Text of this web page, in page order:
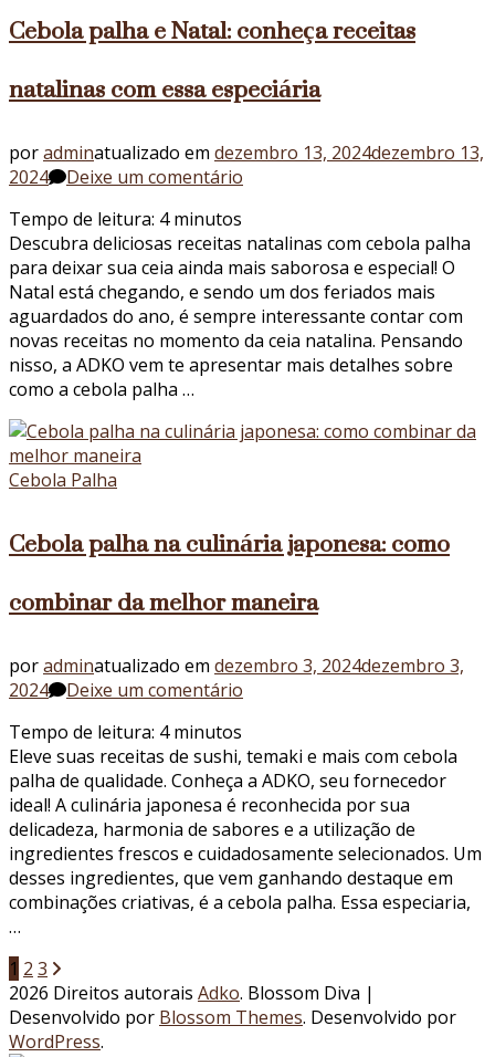
alto
Cebola palha e Natal: conheça receitas
natalinas com essa especiária
poradminatualizado em dezembro 13, 2024dezembro 13,
2024
Deixe um comentário
e
Natal:
conheça
receitas
natalinas
com
especiária
Tempo de leitura: 4 minutos
Descubra deliciosas receitas natalinas com cebola palha
para deixar sua ceia ainda mais saborosa e especial! O
Natal está chegando, e sendo um dos feriados mais
aguardados do ano, é sempre interessante contar com
novas receitas no momento da ceia natalina. Pensando
nisso, a ADKO vem te apresentar mais detalhes sobre
como a cebola palha …
Cebola Palha
Cebola palha na culinária japonesa: como
combinar da melhor maneira
poradminatualizado em dezembro 3, 2024dezembro 3,
2024
Deixe um comentário
na
culinária
japonesa:
como
combinar
da
melhor
Tempo de leitura: 4 minutos
Eleve suas receitas de sushi, temaki e mais com cebola
palha de qualidade. Conheça a ADKO, seu fornecedor
ideal! A culinária japonesa é reconhecida por sua
delicadeza, harmonia de sabores e a utilização de
ingredientes frescos e cuidadosamente selecionados. Um
desses ingredientes, que vem ganhando destaque em
combinações criativas, é a cebola palha. Essa especiaria,
…
Paginação
de
posts
Página
1 Página
2 Página
3
2026 Direitos autorais Adko. Blossom Diva |
Desenvolvido por Blossom Themes. Desenvolvido por
WordPress.